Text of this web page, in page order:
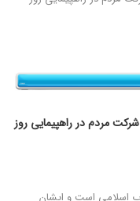
مردم در راهپیمایی روز